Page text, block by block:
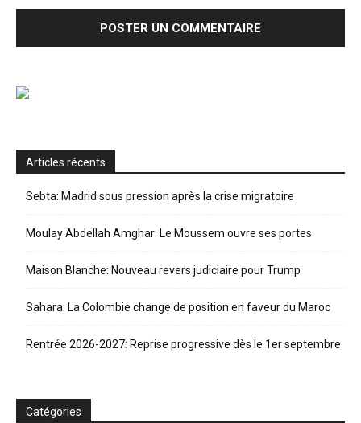
Articles récents
Sebta: Madrid sous pression après la crise migratoire
Moulay Abdellah Amghar: Le Moussem ouvre ses portes
Maison Blanche: Nouveau revers judiciaire pour Trump
Sahara: La Colombie change de position en faveur du Maroc
Rentrée 2026-2027: Reprise progressive dès le 1er septembre
Catégories